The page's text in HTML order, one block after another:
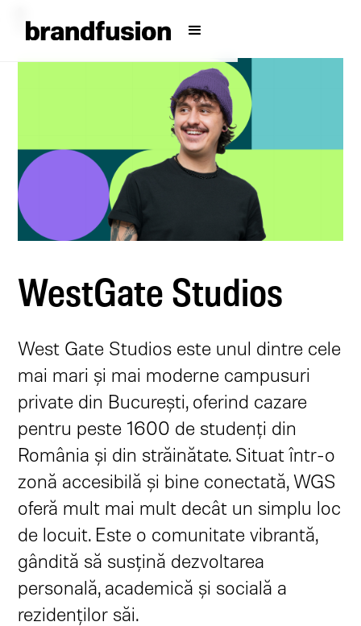
WestGate Studios
West Gate Studios este unul dintre cele
mai mari și mai moderne campusuri
private din București, oferind cazare
pentru peste 1600 de studenți din
România și din străinătate. Situat într-o
zonă accesibilă și bine conectată, WGS
oferă mult mai mult decât un simplu loc
de locuit. Este o comunitate vibrantă,
gândită să susțină dezvoltarea
personală, academică și socială a
rezidenților săi.